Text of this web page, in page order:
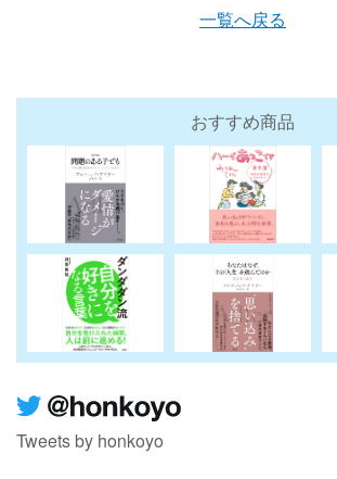
一覧へ戻る
おすすめ商品
Tweets by honkoyo